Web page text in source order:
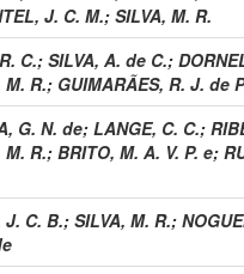
J. C. M.; SILVA, M. R.
C.; SILVA, A. de C.;
M. R.; GUIMARÃES, R. J. de
G. N. de; LANGE, C. C.;
M. R.; BRITO, M. A. V. P. e;
J. C. B.; SILVA, M. R.;